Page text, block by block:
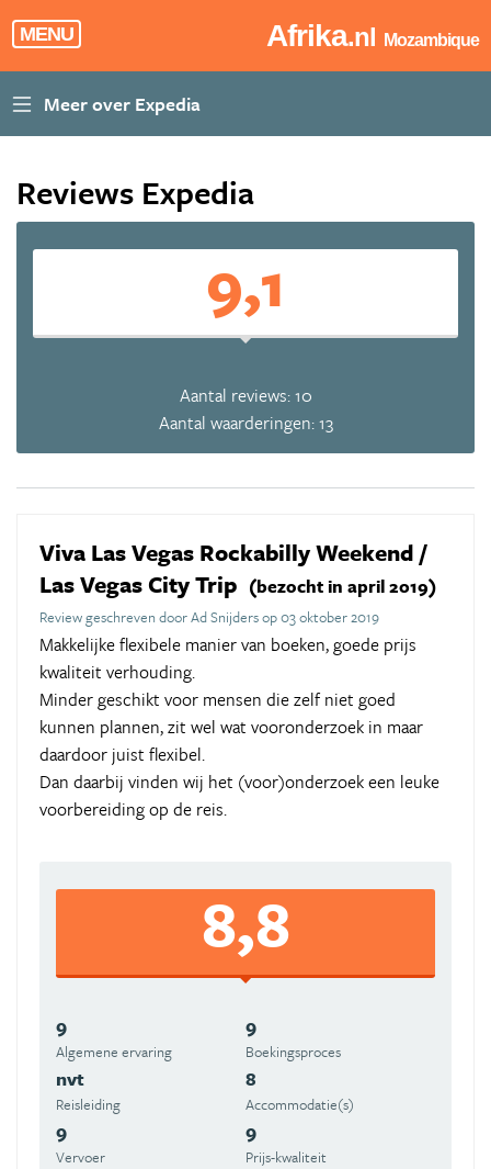
MENU Afrika.nl Mozambique
Reviews Expedia
9,1
Aantal reviews: 10
Aantal waarderingen: 13
Viva Las Vegas Rockabilly Weekend /
Las Vegas City Trip (bezocht in april 2019)
Review geschreven door Ad Snijders op 03 oktober 2019
Makkelijke flexibele manier van boeken, goede prijs
kwaliteit verhouding.
Minder geschikt voor mensen die zelf niet goed
kunnen plannen, zit wel wat vooronderzoek in maar
daardoor juist flexibel.
Dan daarbij vinden wij het (voor)onderzoek een leuke
voorbereiding op de reis.
8,8
9
Algemene ervaring
9
Boekingsproces
nvt
Reisleiding
8
Accommodatie(s)
9
Vervoer
9
Prijs-kwaliteit